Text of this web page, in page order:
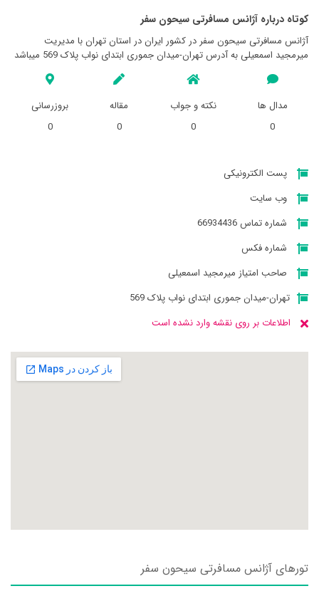
کوتاه درباره آژانس مسافرتی سيحون سفر
آژانس مسافرتی سيحون سفر در کشور ایران در استان تهران با مدیریت
میرمجید اسمعیلی به آدرس تهران-میدان جموری ابتدای نواب پلاک 569 میباشد
مدال ها
0
نکته و جواب
0
مقاله
0
بروزرسانی
0
پست الکترونیکی
وب سایت
شماره تماس 66934436
شماره فکس
صاحب امتیاز میرمجید اسمعیلی
تهران-میدان جموری ابتدای نواب پلاک 569
اطلاعات بر روی نقشه وارد نشده است
تورهای آژانس مسافرتی سيحون سفر